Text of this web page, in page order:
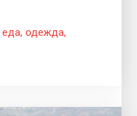
еда, одежда,